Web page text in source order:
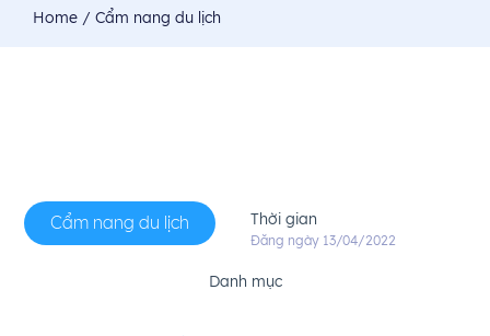
Home / Cẩm nang du lịch
Cẩm nang du lịch Thời gian
Đăng ngày 13/04/2022
Danh mục